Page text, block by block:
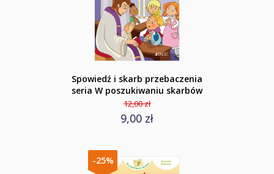
Spowiedź i skarb przebaczenia
seria W poszukiwaniu skarbów
12,00 zł
9,00 zł
-25%